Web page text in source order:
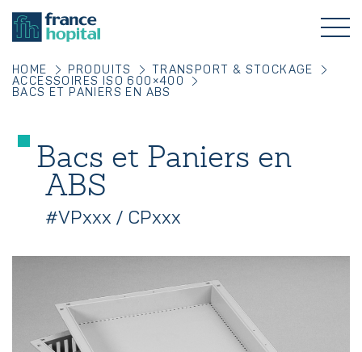
HOME PRODUITS
TRANSPORT & STOCKAGE
ACCESSOIRES ISO 600×400
BACS ET PANIERS EN ABS
Bacs et Paniers en
ABS
#VPxxx / CPxxx